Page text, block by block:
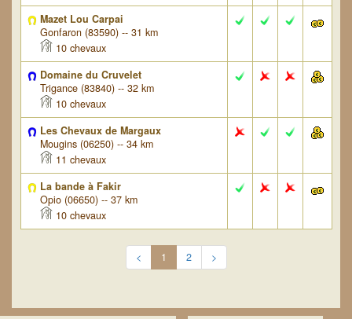
Mazet Lou Carpai
Gonfaron (83590) -- 31 km
10 chevaux
Domaine du Cruvelet
Trigance (83840) -- 32 km
10 chevaux
Les Chevaux de Margaux
Mougins (06250) -- 34 km
11 chevaux
La bande à Fakir
Opio (06650) -- 37 km
10 chevaux
< 1 2 >